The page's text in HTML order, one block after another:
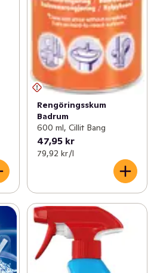
Rengöringsskum
Badrum
600 ml, Cillit Bang
47,95 kr
79,92 kr /l